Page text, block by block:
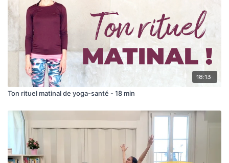
18:13
Ton rituel matinal de yoga-santé - 18 min